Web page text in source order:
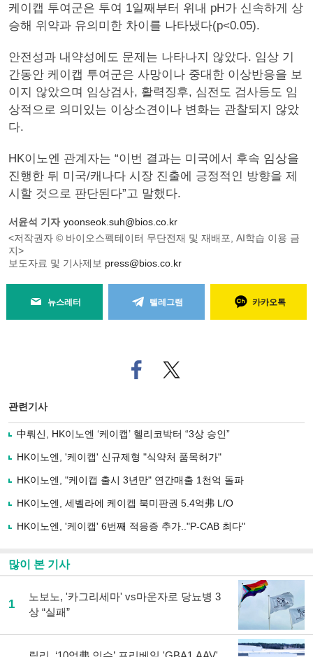
케이캡 투여군은 투여 1일째부터 위내 pH가 신속하게 상
승해 위약과 유의미한 차이를 나타냈다(p<0.05).
안전성과 내약성에도 문제는 나타나지 않았다. 임상 기
간동안 케이캡 투여군은 사망이나 중대한 이상반응을 보
이지 않았으며 임상검사, 활력징후, 심전도 검사등도 임
상적으로 의미있는 이상소견이나 변화는 관찰되지 않았
다.
HK이노엔 관계자는 “이번 결과는 미국에서 후속 임상을
진행한 뒤 미국/캐나다 시장 진출에 긍정적인 방향을 제
시할 것으로 판단된다”고 말했다.
서윤석 기자 yoonseok.suh@bios.co.kr
<저작권자 © 바이오스펙테이터 무단전재 및 재배포, AI학습 이용 금
지>
보도자료 및 기사제보 press@bios.co.kr
뉴스레터 텔레그램 카카오톡
페
이
로
기
사
유
기
트위
터로
관련기사
中뤄신, HK이노엔 ‘케이캡’ 헬리코박터 “3상 승인”
HK이노엔, '케이캡' 신규제형 "식약처 품목허가"
HK이노엔, "케이캡 출시 3년만" 연간매출 1천억 돌파
HK이노엔, 세벨라에 케이켑 북미판권 5.4억弗 L/O
HK이노엔, '케이캡' 6번째 적응증 추가.."P-CAB 최다"
많이 본 기사
1
노보노, '카그리세마' vs마운자로 당뇨병 3
상 “실패”